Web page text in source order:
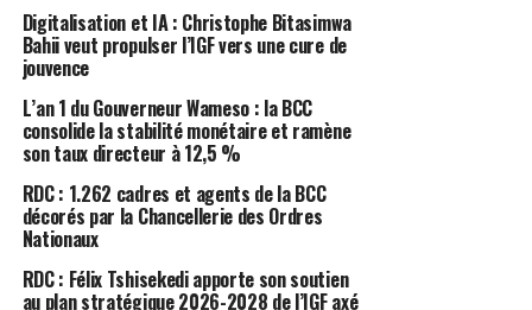
Digitalisation et IA : Christophe Bitasimwa
Bahii veut propulser l’IGF vers une cure de
jouvence
L’an 1 du Gouverneur Wameso : la BCC
consolide la stabilité monétaire et ramène
son taux directeur à 12,5 %
RDC : 1.262 cadres et agents de la BCC
décorés par la Chancellerie des Ordres
Nationaux
RDC : Félix Tshisekedi apporte son soutien
au plan stratégique 2026-2028 de l’IGF axé